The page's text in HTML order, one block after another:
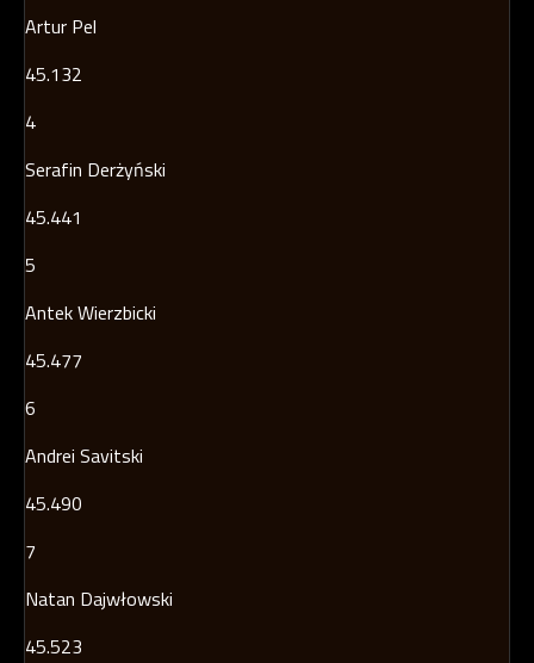
Artur Pel
45.132
4
Serafin Derżyński
45.441
5
Antek Wierzbicki
45.477
6
Andrei Savitski
45.490
7
Natan Dajwłowski
45.523